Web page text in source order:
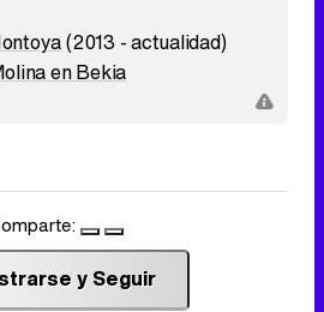
(2013 - actualidad)
en Bekia
y Seguir